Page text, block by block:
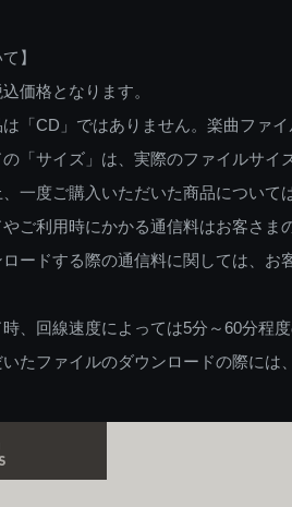
】
価格となります。
は「CD」ではありません。楽曲ファ
の「サイズ」は、実際のファイルサイ
、一度ご購入いただいた商品につい
やご利用時にかかる通信料はお客さま
ロードする際の通信料に関しては、
時、回線速度によっては5分～60分程
たファイルのダウンロードの際には